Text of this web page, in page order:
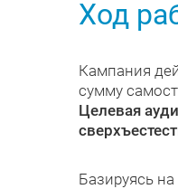
Ход
Кампания
сумму
Целевая
Базируясь